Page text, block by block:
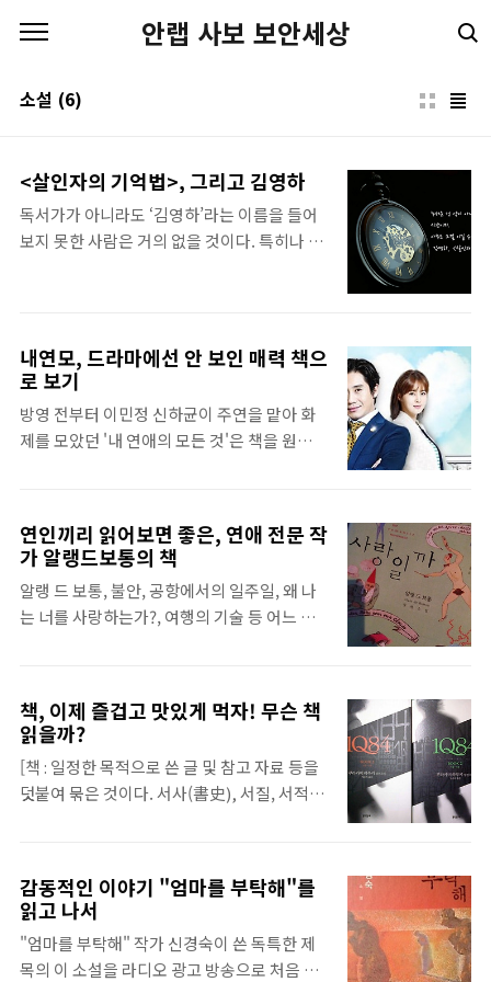
안랩 사보 보안세상
소설 (6)
<살인자의 기억법>, 그리고 김영하
독서가가 아니라도 ‘김영하’라는 이름을 들어
보지 못한 사람은 거의 없을 것이다. 특히나 최
표하는 작가이다.그는 이전에 한국 문학에서
사용하지 않았던 소재들, 글 작법을 사용해 독
자적인 김영하만의 문학 세계를 만들어냈다.
첫 장편 에서는 자살 조력자인 주인공이 등장
하며, 에서는 인터넷 채팅을 소재로 이야기를
국 문학에 상당한 변화를 가져왔다는 점은 부
정하기 어려울 것이다.기법 측면에서도 마찬
가지다. 김영하 작가는 환상적인, 때로는 순문
학에서 찾아보기 어려울 정도로 탈 현실적인
내연모, 드라마에선 안 보인 매력 책으
로 보기
방영 전부터 이민정 신하균이 주연을 맡아 화
제를 모았던 '내 연애의 모든 것'은 책을 원작으
알아보자! '내연모'의 줄거리는 다음과 같다.
소위 말하는 잘나가는 여당 국회의원인 새한국
당의 김수영과, 노처녀 야당 국회의원 진보노
동당의 오소영의 정치 성향을 뛰어 넘은 사랑
론법을 날치기로 통과시키려고 하자 진보노동
당 대표인 오소영이 소화기를 들고 열어주지
않는 문을 열으려고 하던 중에 김수영에 머리
를 치게 된다. 각종 포털 검색창엔 '김수영 뇌진
탕' '오소영 소화기' 등 검색어가 오르..
연인끼리 읽어보면 좋은, 연애 전문 작
가 알랭드보통의 책
알랭 드 보통, 불안, 공항에서의 일주일, 왜 나
는 너를 사랑하는가?, 여행의 기술 등 어느 순
는 않았더라도, 최소한 ‘알랭 드 보통’이라는
작가를 한 번 쯤은 들었거나, 그의 작품을 한번
쯤 스쳐지나 가 본 적은 있을 것이다. 도대체 알
랭 드 보통의 책은 뭐가 다르기에 이렇게 인기
아주 통속적이고 뻔하다. 물론 중간 중간 예상
치 못할 뻔 했으나, 충분히 예상 가능한 약간의
슬롯들이 있지만, 그것이 전부이다. 읽은 뒤에
도, 마치 친구의 연애상담을 해준 것 같이 한번
책, 이제 즐겁고 맛있게 먹자! 무슨 책
읽을까?
[책 : 일정한 목적으로 쓴 글 및 참고 자료 등을
덧붙여 묶은 것이다. 서사(書史), 서질, 서적
정의다. 우리는 흔히 위의 정의를 가지고 있는
글쟁이들의 글을 책이라 부른다. 하지만 오늘
날에는 이러한 책을 단순히 읽기만 하는 것이
아니라 삶의 자체를 변화시키는 마력을 가진
감동적인 이야기 "엄마를 부탁해"를
읽고 나서
"엄마를 부탁해" 작가 신경숙이 쓴 독특한 제
목의 이 소설을 라디오 광고 방송으로 처음 접